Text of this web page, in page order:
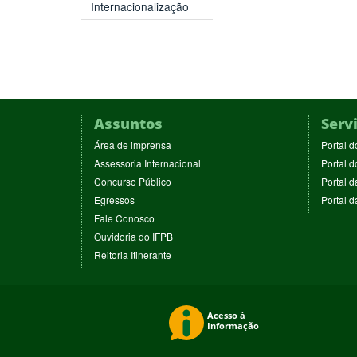
Internacionalização
Assuntos
Área de imprensa
em
nova
Assessoria Internacional
Concurso Público
Egressos(abre
nova
janela)
Fale Conosco
em
nova
janela)
Ouvidoria do IFPB(abre
Reitoria Itinerante(abre
Portal
Portal
Portal
Portal